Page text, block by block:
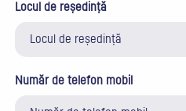
Locul de reședință
Număr de telefon mobil